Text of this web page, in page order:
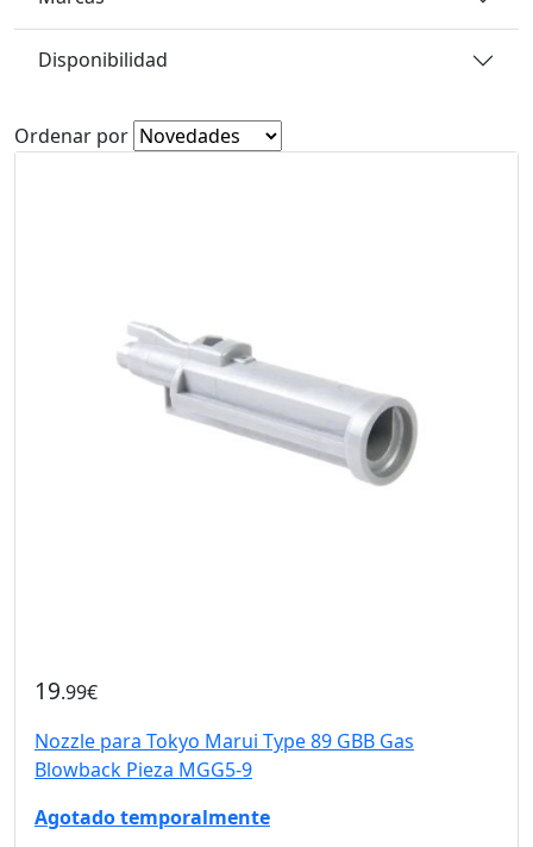
Disponibilidad
Ordenar por
19.99€
Nozzle para Tokyo Marui Type 89 GBB Gas
Blowback Pieza MGG5-9
Agotado temporalmente